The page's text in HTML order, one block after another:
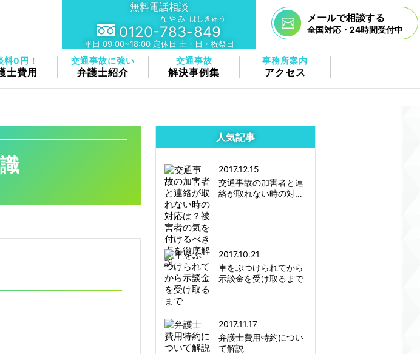
無料電話相談
0120-783
なやみ
-849
はしきゅう
平⽇ 09:00~18:00 定休⽇ 土・日・祝祭日
メールで相談する
全国対応・24時間受付中
料0円！
士費用
交通事故に強い
弁護士紹介
交通事故
解決事例集
事務所案内
アクセス
人気記事
2017.12.15
交通事故の加害者と連
絡が取れない時の対…
2017.10.21
車をぶつけられてから
示談金を受け取るまで
2017.11.17
弁護士費用特約につい
て解説